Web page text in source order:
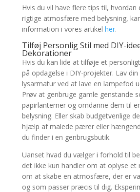
Hvis du vil have flere tips til, hvordan
rigtige atmosfære med belysning,
information i vores artikel her.
Tilføj Personlig Stil med DIY-
Dekorationer
Hvis du kan lide at tilføje et
på opdagelse i DIY-projekter. Lav din
lysarmatur ved at lave en lampefod
Prøv at genbruge gamle genstande
papirlanterner og omdanne dem til
belysning. Eller skab budgetvenlige
hjælp af malede pærer eller
du finder i en genbrugsbutik.
Uanset hvad du vælger i forhold til
det ikke kun handler om at oplyse et
om at skabe en atmosfære, der er
og som passer præcis til dig.